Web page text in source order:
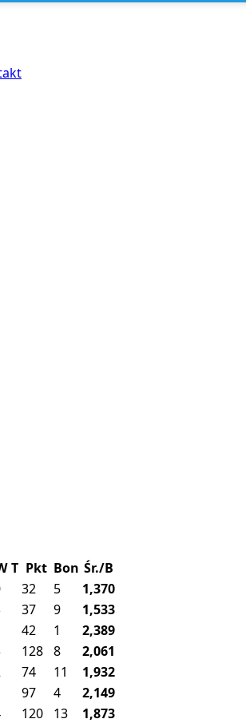
T Pkt Bon Śr./B
32 5
1,370
37 9
1,533
42 1
2,389
128 8
2,061
74 11
1,932
97 4
2,149
120 13
1,873